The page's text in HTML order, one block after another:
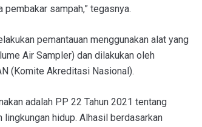
sampah,” tegasnya.
pemantauan menggunakan alat yang
Air Sampler) dan dilakukan oleh
(Komite Akreditasi Nasional).
adalah PP 22 Tahun 2021 tentang
hidup. Alhasil berdasarkan